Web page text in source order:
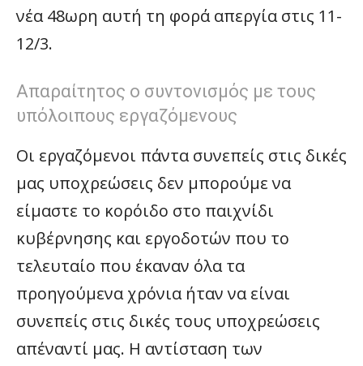
νέα 48ωρη αυτή τη φορά απεργία στις 11-
12/3.
Απαραίτητος ο συντονισμός με τους
υπόλοιπους εργαζόμενους
Οι εργαζόμενοι πάντα συνεπείς στις δικές
μας υποχρεώσεις δεν μπορούμε να
είμαστε το κορόιδο στο παιχνίδι
κυβέρνησης και εργοδοτών που το
τελευταίο που έκαναν όλα τα
προηγούμενα χρόνια ήταν να είναι
συνεπείς στις δικές τους υποχρεώσεις
απέναντί μας. Η αντίσταση των